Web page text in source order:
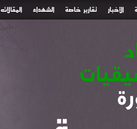
الأخبار تقارير خاصة الشهداء المقالات